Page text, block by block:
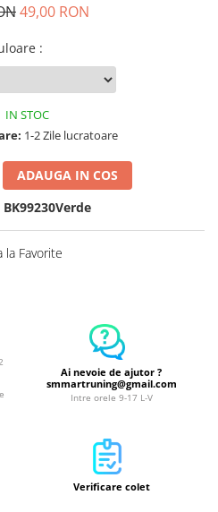
49,00 RON
:
IN STOC
1-2 Zile lucratoare
ADAUGA IN COS
BK99230Verde
la Favorite
Ai nevoie de ajutor ?
smmartruning@gmail.com
Intre orele 9-17 L-V
Verificare colet